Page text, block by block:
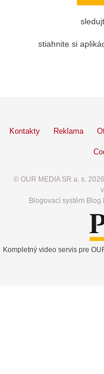
stiahnite si
Kontakty Reklama
© OUR MEDIA SR a. s.
Blogovací systém
Kompletný video servis pre